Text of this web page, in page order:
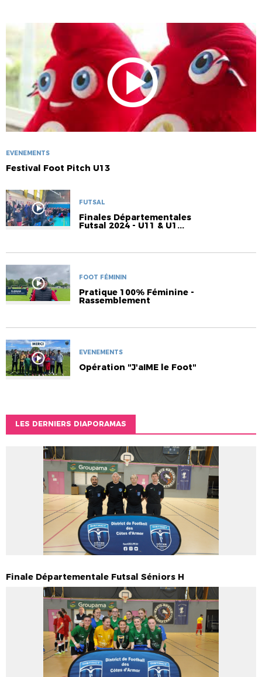
EVENEMENTS
Festival Foot Pitch U13
FUTSAL
Finales Départementales
Futsal 2024 - U11 & U1...
FOOT FÉMININ
Pratique 100% Féminine -
Rassemblement
EVENEMENTS
Opération "J'aIME le Foot"
LES DERNIERS DIAPORAMAS
Finale Départementale Futsal Séniors H